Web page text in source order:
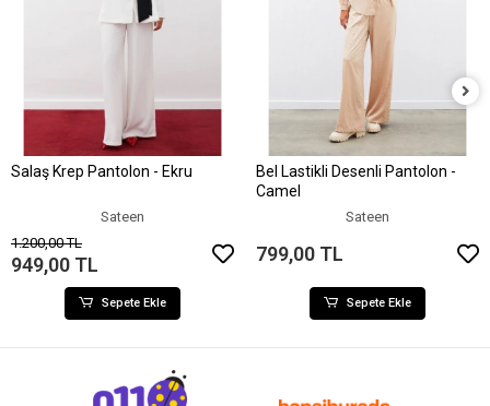
Sepete Ekle
Salaş Krep Pantolon - Ekru
Sateen
1.200,00 TL
949,00 TL
Sepete Ekle
Sepete Ekle
Bel Lastikli Desenli Pantolon -
Camel
Sateen
799,00 TL
Sepete Ekle